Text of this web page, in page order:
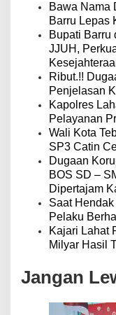
Bawa Nama
Barru Lepas
Bupati Barru
JJUH,
Ribut.!!
Penjelasan
Kapolres
Pelayanan
Wali Kota
SP3 Catin
Dugaan
BOS SD –
Dipertajam
Saat
Pelaku
Kajari Lahat
Milyar Hasil
Jangan